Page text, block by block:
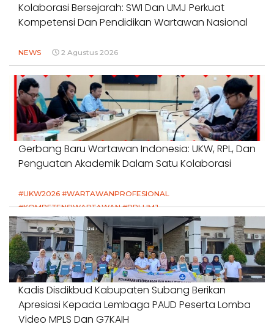
Kolaborasi Bersejarah: SWI Dan UMJ Perkuat
Kompetensi Dan Pendidikan Wartawan Nasional
NEWS 2 Agustus 2026
Gerbang Baru Wartawan Indonesia: UKW, RPL, Dan
Penguatan Akademik Dalam Satu Kolaborasi
#UKW2026 #WARTAWANPROFESIONAL
#KOMPETENSIWARTAWAN #RPLUMJ
#PENDIDIKANWARTAWAN #SWINASIONAL #SWIJABAR
1 Agustus 2026
Kadis Disdikbud Kabupaten Subang Berikan
Apresiasi Kepada Lembaga PAUD Peserta Lomba
Video MPLS Dan G7KAIH